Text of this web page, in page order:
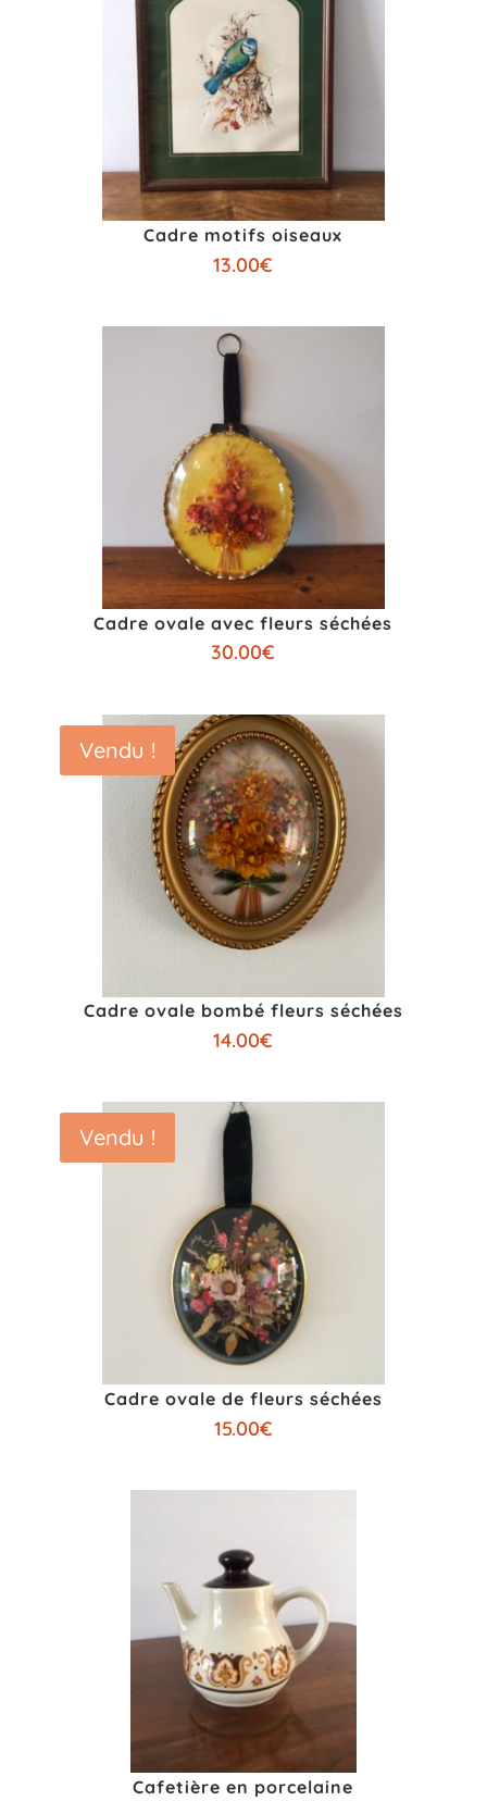
Cadre motifs oiseaux
13.00€
Cadre ovale avec fleurs séchées
30.00€
Cadre ovale bombé fleurs séchées
14.00€
Vendu !
Cadre ovale de fleurs séchées
15.00€
Vendu !
Cafetière en porcelaine